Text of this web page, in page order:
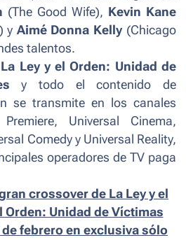
(The Good Wife), Kevin Kane
) y Aimé Donna Kelly (Chicago
talentos.
La Ley y el Orden: Unidad de
y todo el contenido de
se transmite en los canales
Universal Cinema,
Comedy y Universal Reality,
operadores de TV paga
crossover de La Ley y el
Orden: Unidad de Víctimas
febrero en exclusiva sólo